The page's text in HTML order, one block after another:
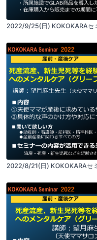
2022/9/25(日) KOKOKARAセ
2022/8/21(日) KOKOKARAセ